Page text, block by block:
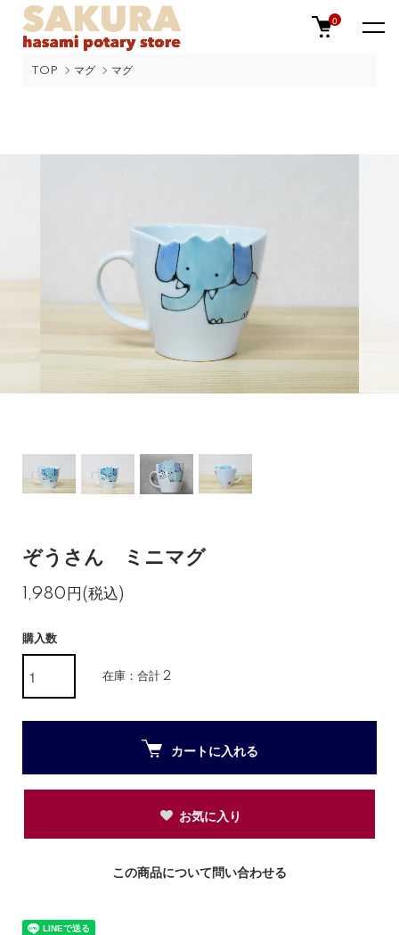
0
TOP マグ マグ
ぞうさん ミニマグ
1,980円(税込)
購入数
在庫：合計 2
カートに入れる
お気に入り
この商品について問い合わせる